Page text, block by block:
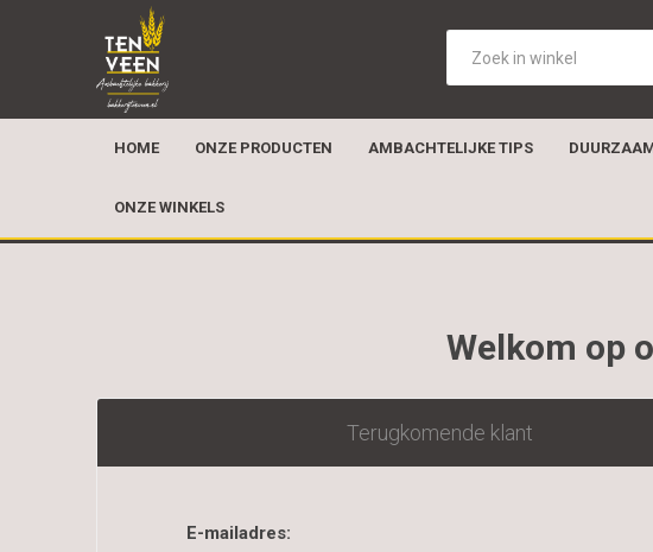
HOME ONZE PRODUCTEN AMBACHTELIJKE TIPS
ONZE WINKELS
Welkom op
Terugkomende klant
E-mailadres: